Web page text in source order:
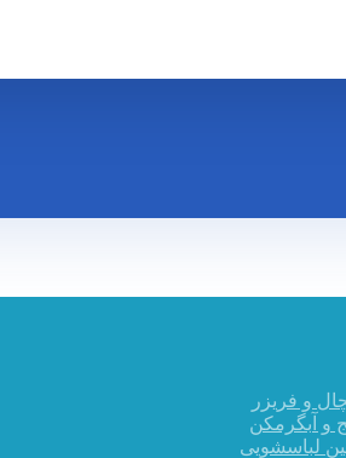
و فریزر
و آبگرمکن
لباسشویی